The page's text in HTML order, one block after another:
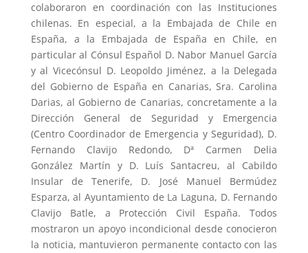
colaboraron en coordinación con las Instituciones
chilenas. En especial, a la Embajada de Chile en
España, a la Embajada de España en Chile, en
particular al Cónsul Español D. Nabor Manuel García
y al Vicecónsul D. Leopoldo Jiménez, a la Delegada
del Gobierno de España en Canarias, Sra. Carolina
Darias, al Gobierno de Canarias, concretamente a la
Dirección General de Seguridad y Emergencia
(Centro Coordinador de Emergencia y Seguridad), D.
Fernando Clavijo Redondo, Dª Carmen Delia
González Martín y D. Luís Santacreu, al Cabildo
Insular de Tenerife, D. José Manuel Bermúdez
Esparza, al Ayuntamiento de La Laguna, D. Fernando
Clavijo Batle, a Protección Civil España. Todos
mostraron un apoyo incondicional desde conocieron
la noticia, mantuvieron permanente contacto con las